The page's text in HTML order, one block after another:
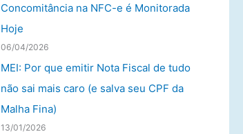
Concomitância na NFC-e é Monitorada
Hoje
06/04/2026
MEI: Por que emitir Nota Fiscal de tudo
não sai mais caro (e salva seu CPF da
Malha Fina)
13/01/2026